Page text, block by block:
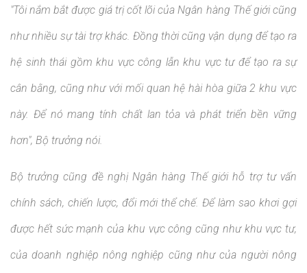
"Tôi nắm bắt được giá trị cốt lõi của Ngân hàng Thế giới cũng
như nhiều sự tài trợ khác. Đồng thời cũng vận dụng để tạo ra
hệ sinh thái gồm khu vực công lẫn khu vực tư để tạo ra sự
cân bằng, cũng như với mối quan hệ hài hòa giữa 2 khu vực
này. Để nó mang tính chất lan tỏa và phát triển bền vững
hơn", Bộ trưởng nói.
Bộ trưởng cũng đề nghị Ngân hàng Thế giới hỗ trợ tư vấn
chính sách, chiến lược, đổi mới thể chế. Để làm sao khơi gợi
được hết sức mạnh của khu vực công cũng như khu vực tư,
của doanh nghiệp nông nghiệp cũng như của người nông